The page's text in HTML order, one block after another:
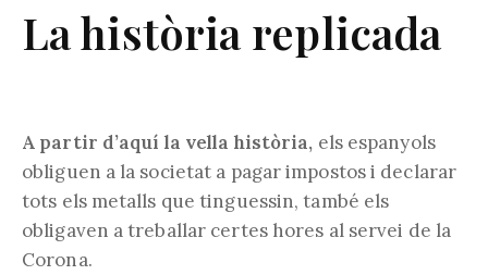
La història replicada
A partir d’aquí la vella història, els espanyols
obliguen a la societat a pagar impostos i declarar
tots els metalls que tinguessin, també els
obligaven a treballar certes hores al servei de la
Corona.